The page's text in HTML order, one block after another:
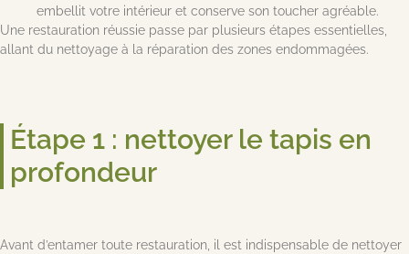
embellit votre intérieur et conserve son toucher agréable.
Une restauration réussie passe par plusieurs étapes essentielles,
allant du nettoyage à la réparation des zones endommagées.
Étape 1 : nettoyer le tapis en
profondeur
Avant d’entamer toute restauration, il est indispensable de nettoyer